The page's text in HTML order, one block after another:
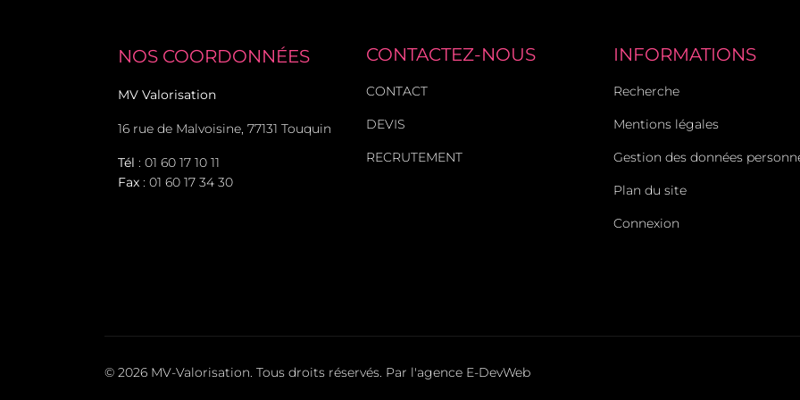
NOS COORDONNÉES
MV Valorisation
16 rue de Malvoisine, 77131 Touquin
Tél : 01 60 17 10 11
Fax : 01 60 17 34 30
CONTACTEZ-NOUS
CONTACT
DEVIS
RECRUTEMENT
INFORMATIONS
Recherche
Mentions légales
Gestion des données
Plan du site
Connexion
© 2026 MV-Valorisation. Tous droits réservés. Par l'agence E-DevWeb